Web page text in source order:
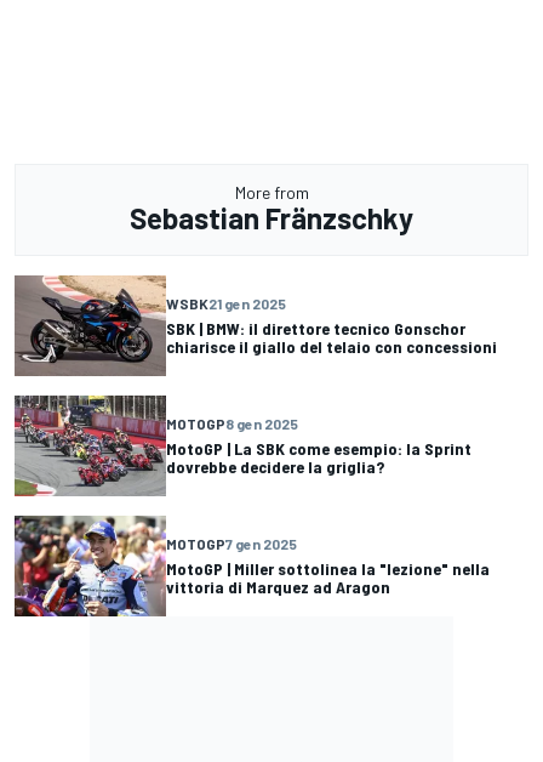
More from
Sebastian Fränzschky
WSBK21 gen 2025
SBK | BMW: il direttore tecnico Gonschor
chiarisce il giallo del telaio con concessioni
MOTOGP8 gen 2025
MotoGP | La SBK come esempio: la Sprint
dovrebbe decidere la griglia?
MOTOGP7 gen 2025
MotoGP | Miller sottolinea la "lezione" nella
vittoria di Marquez ad Aragon